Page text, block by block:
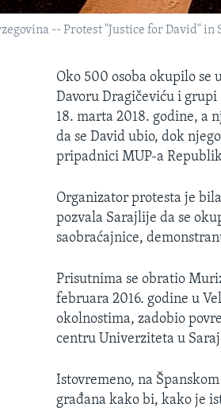
-- Protest "Justice for David" in
Oko 500 osoba okupilo se
Davoru Dragičeviću i grupi
18. marta 2018. godine, a
da se David ubio, dok
pripadnici MUP-a
Organizator protesta je
pozvala Sarajlije da se
saobraćajnice,
Prisutnima se obratio
februara 2016. godine u
okolnostima, zadobio
centru Univerziteta u
Istovremeno, na
građana kako bi, kako je